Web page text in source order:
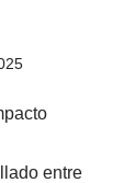
entre